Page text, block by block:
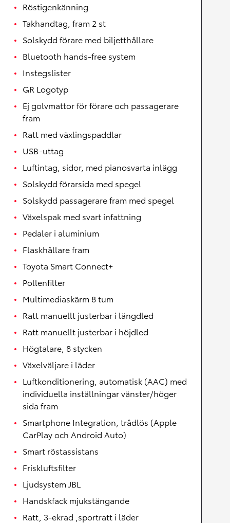
Röstigenkänning
Takhandtag, fram 2 st
Solskydd förare med biljetthållare
Bluetooth hands-free system
Instegslister
GR Logotyp
Ej golvmattor för förare och passagerare
fram
Ratt med växlingspaddlar
USB-uttag
Luftintag, sidor, med pianosvarta inlägg
Solskydd förarsida med spegel
Solskydd passagerare fram med spegel
Växelspak med svart infattning
Pedaler i aluminium
Flaskhållare fram
Toyota Smart Connect+
Pollenfilter
Multimediaskärm 8 tum
Ratt manuellt justerbar i längdled
Ratt manuellt justerbar i höjdled
Högtalare, 8 stycken
Växelväljare i läder
Luftkonditionering, automatisk (AAC) med
individuella inställningar vänster/höger
sida fram
Smartphone Integration, trådlös (Apple
CarPlay och Android Auto)
Smart röstassistans
Friskluftsfilter
Ljudsystem JBL
Handskfack mjukstängande
Ratt, 3-ekrad ,sportratt i läder